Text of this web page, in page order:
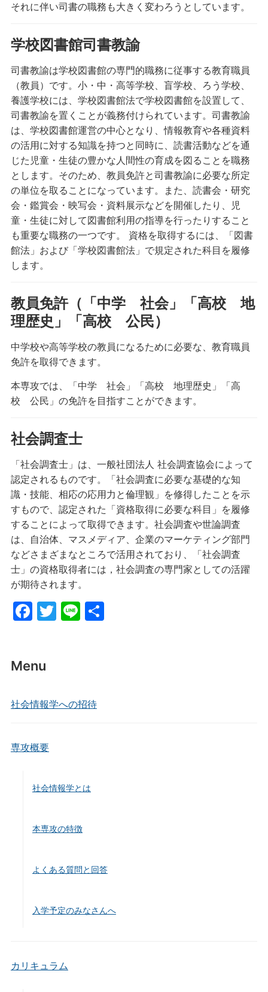
Menu
社会情報学への招待
専攻概要
社会情報学とは
本専攻の特徴
よくある質問と回答
入学予定のみなさんへ
カリキュラム
それに伴い司書の職務も大きく変わろうとしています。
学校図書館司書教諭
司書教諭は学校図書館の専門的職務に従事する教育職員
（教員）です。小・中・高等学校、盲学校、ろう学校、
養護学校には、学校図書館法で学校図書館を設置して、
司書教諭を置くことが義務付けられています。司書教諭
は、学校図書館運営の中心となり、情報教育や各種資料
の活用に対する知識を持つと同時に、読書活動などを通
じた児童・生徒の豊かな人間性の育成を図ることを職務
とします。そのため、教員免許と司書教諭に必要な所定
の単位を取ることになっています。また、読書会・研究
会・鑑賞会・映写会・資料展示などを開催したり、児
童・生徒に対して図書館利用の指導を行ったりすること
も重要な職務の一つです。 資格を取得するには、「図書
館法」および「学校図書館法」で規定された科目を履修
します。
教員免許（「中学 社会」「高校 地
理歴史」「高校 公民）
中学校や高等学校の教員になるために必要な、教育職員
免許を取得できます。
本専攻では、「中学 社会」「高校 地理歴史」「高
校 公民」の免許を目指すことができます。
社会調査士
「社会調査士」は、一般社団法人 社会調査協会によって
認定されるものです。「社会調査に必要な基礎的な知
識・技能、相応の応用力と倫理観」を修得したことを示
すもので、認定された「資格取得に必要な科目」を履修
することによって取得できます。社会調査や世論調査
は、自治体、マスメディア、企業のマーケティング部門
などさまざまなところで活用されており、「社会調査
士」の資格取得者には，社会調査の専門家としての活躍
が期待されます。
F
e
o
k
T Li 共